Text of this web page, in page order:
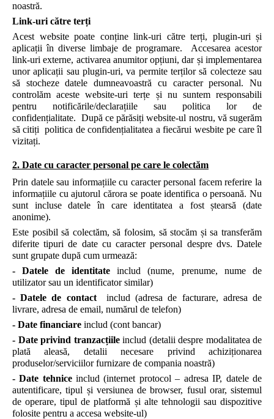
noastră.
Link-uri către terți
Acest website poate conține link-uri către terți, plugin-uri și
aplicații în diverse limbaje de programare. Accesarea acestor
link-uri externe, activarea anumitor opțiuni, dar și implementarea
unor aplicații sau plugin-uri, va permite terților să colecteze sau
să stocheze datele dumneavoastră cu caracter personal. Nu
controlăm aceste website-uri terțe și nu suntem responsabili
pentru notificările/declarațiile sau politica lor de
confidențialitate. După ce părăsiți website-ul nostru, vă sugerăm
să citiți politica de confidențialitatea a fiecărui wesbite pe care îl
vizitați.
2. Date cu caracter personal pe care le colectăm
Prin datele sau informațiile cu caracter personal facem referire la
informațiile cu ajutorul cărora se poate identifica o persoană. Nu
sunt incluse datele în care identitatea a fost ștearsă (date
anonime).
Este posibil să colectăm, să folosim, să stocăm și sa transferăm
diferite tipuri de date cu caracter personal despre dvs. Datele
sunt grupate după cum urmează:
- Datele de identitate includ (nume, prenume, nume de
utilizator sau un identificator similar)
- Datele de contact includ (adresa de facturare, adresa de
livrare, adresa de email, numărul de telefon)
- Date financiare includ (cont bancar)
- Date privind tranzacțiile includ (detalii despre modalitatea de
plată aleasă, detalii necesare privind achiziționarea
produselor/serviciilor furnizare de compania noastră)
- Date tehnice includ (internet protocol – adresa IP, datele de
autentificare, tipul și versiunea de browser, fusul orar, sistemul
de operare, tipul de platformă și alte tehnologii sau dispozitive
folosite pentru a accesa website-ul)